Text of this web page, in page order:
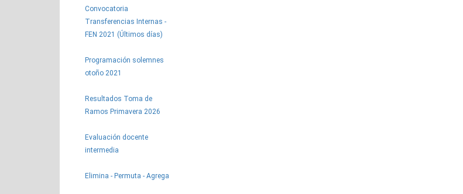
Convocatoria
Transferencias Internas -
FEN 2021 (Últimos días)
Programación solemnes
otoño 2021
Resultados Toma de
Ramos Primavera 2026
Evaluación docente
intermedia
Elimina - Permuta - Agrega